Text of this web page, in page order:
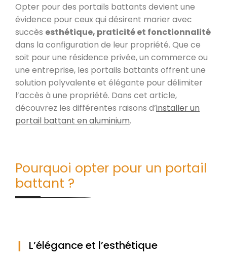
Opter pour des portails battants devient une
évidence pour ceux qui désirent marier avec
succès esthétique, praticité et fonctionnalité
dans la configuration de leur propriété. Que ce
soit pour une résidence privée, un commerce ou
une entreprise, les portails battants offrent une
solution polyvalente et élégante pour délimiter
l’accès à une propriété. Dans cet article,
découvrez les différentes raisons d’installer un
portail battant en aluminium.
Pourquoi opter pour un portail
battant ?
L’élégance et l’esthétique